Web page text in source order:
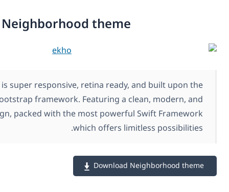
Neighborhood theme
Neighborhood is super responsive, retina ready,
1170px Twitter Bootstrap framework. Featuring a
superbly slick design, packed with the most powerful
which offers
Download